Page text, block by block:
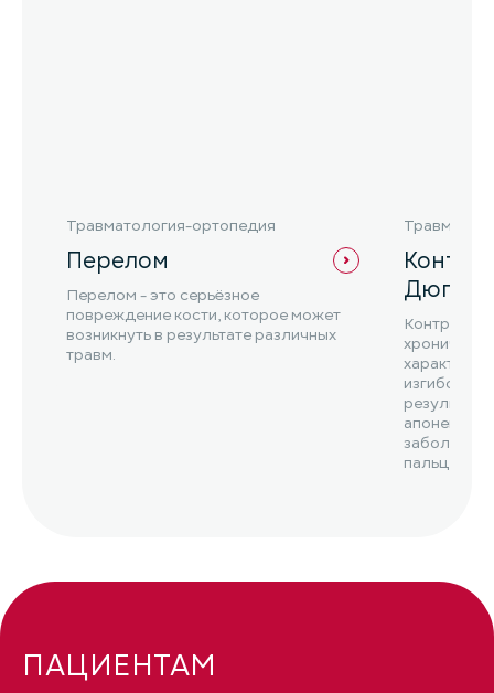
Травматология-ортопедия
Перелом
Перелом - это серьёзное
повреждение кости, которое может
возникнуть в результате различных
травм.
изгибом
пальцевая
ПАЦИЕНТАМ